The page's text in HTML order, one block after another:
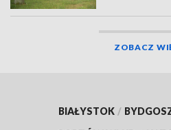
ZOBACZ
BIAŁYSTOK /